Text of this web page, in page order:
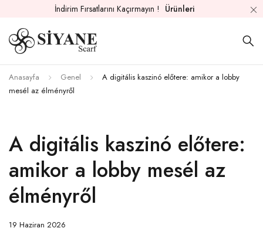
İndirim Fırsatlarını Kaçırmayın ! Ürünleri
Anasayfa Genel
A digitális kaszinó előtere: amikor a lobby
mesél az élményről
A digitális kaszinó előtere:
amikor a lobby mesél az
élményről
19 Haziran 2026